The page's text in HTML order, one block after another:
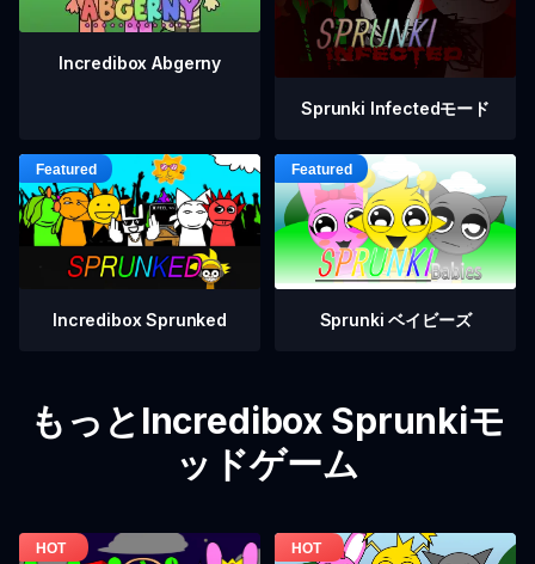
Incredibox Abgerny
Sprunki Infectedモード
Incredibox Sprunked Sprunki ベイビーズ
もっとIncredibox Sprunkiモ
ッドゲーム